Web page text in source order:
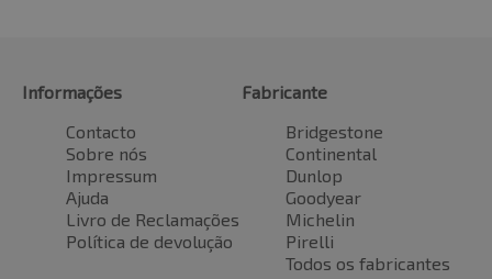
Informações
Contacto
Sobre nós
Impressum
Ajuda
Livro de Reclamações
Política de devolução
Fabricante
Bridgestone
Continental
Dunlop
Goodyear
Michelin
Pirelli
Todos os fabricantes